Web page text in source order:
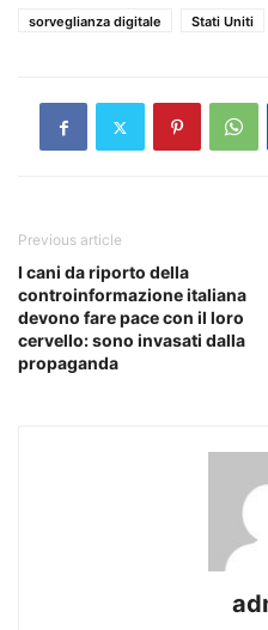
sorveglianza digitale
Stati Uniti
Previous article
I cani da riporto della
controinformazione italiana
devono fare pace con il loro
cervello: sono invasati dalla
propaganda